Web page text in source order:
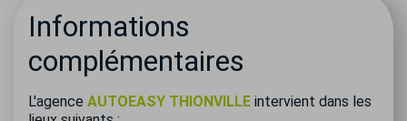
Informations
complémentaires
L'agence AUTOEASY THIONVILLE intervient dans les